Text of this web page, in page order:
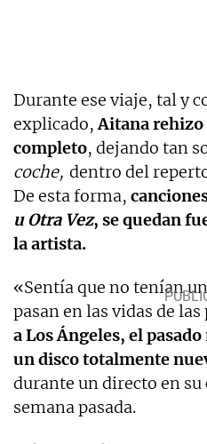
Durante ese viaje, tal y
explicado,Aitana rehizo
completo, dejando tan
coche, dentro del
De esta forma,
u Otra Vez, se quedan
la artista.
«Sentía que no tenían
pasan en las vidas de las
a Los Ángeles, el
un disco totalmente
durante un directo en
semana pasada.